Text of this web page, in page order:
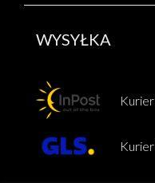
WYSYŁKA